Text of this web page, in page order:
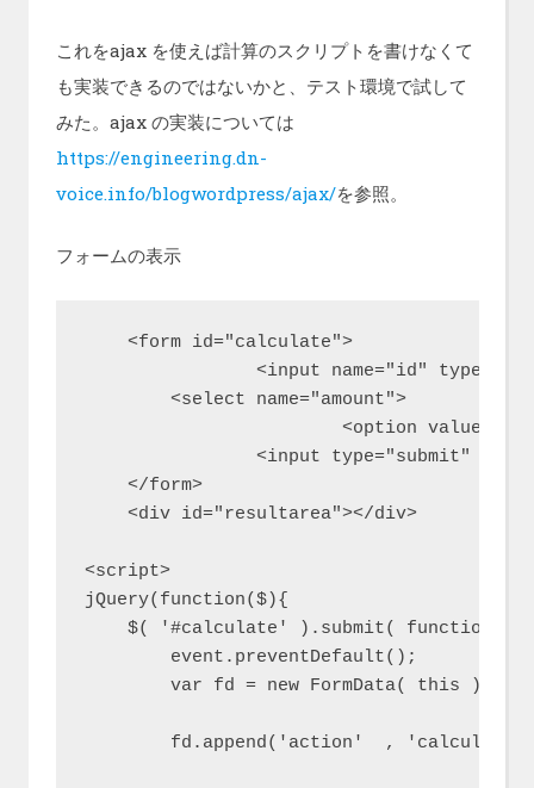
これをajax を使えば計算のスクリプトを書けなくて
も実装できるのではないかと、テスト環境で試して
みた。ajax の実装については
https://engineering.dn-
voice.info/blogwordpress/ajax/を参照。
フォームの表示
    <form id="calculate">
        <select name="amount">
    </form>
    <div id="resultarea"></div>
<script>
jQuery(function($){
$( '#calculate' ).submit(
        event.preventDefault();
        var fd = new FormData( this );
fd.append('action'  , 'calculate'